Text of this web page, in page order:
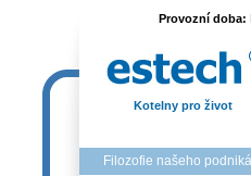
Provozní doba:
Kotelny pro život
Filozofie našeho